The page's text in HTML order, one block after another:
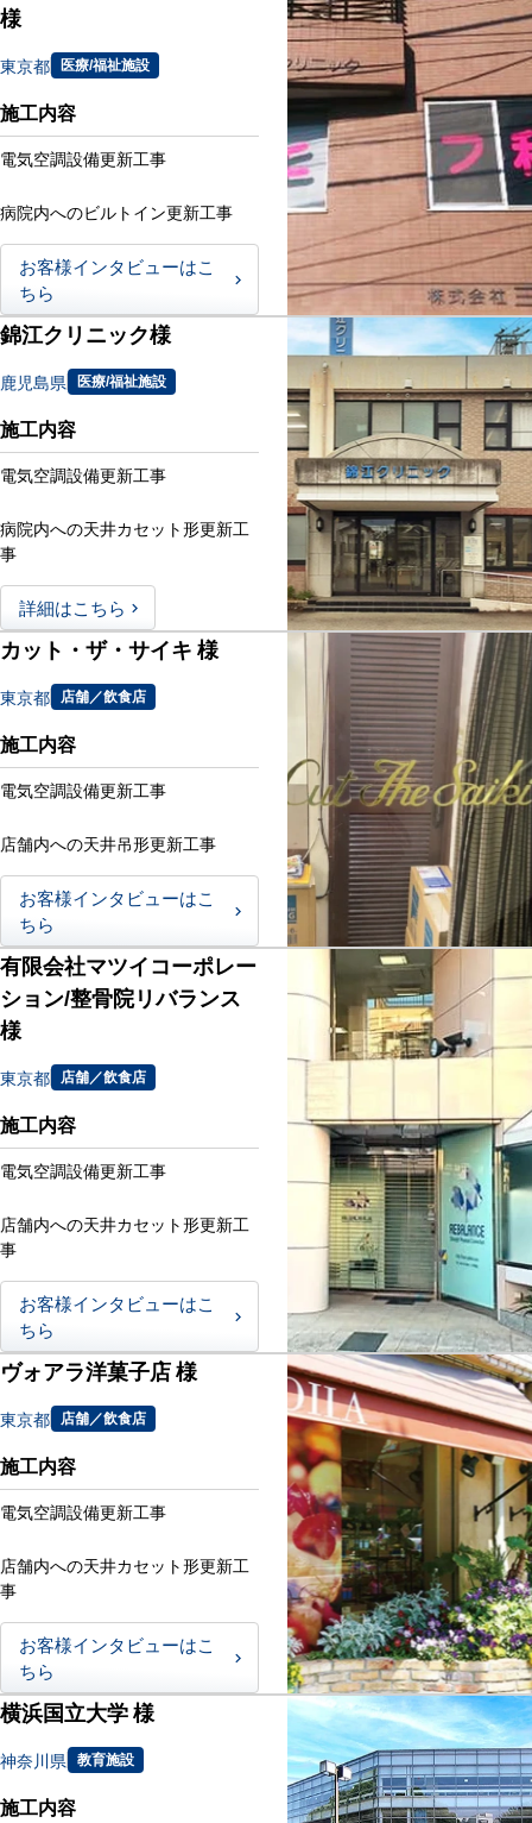
様
東京都 医療/福祉施設
施工内容
電気空調設備更新工事
病院内へのビルトイン更新工事
お客様インタビューはこ
ちら
錦江クリニック様
鹿児島県 医療/福祉施設
施工内容
電気空調設備更新工事
病院内への天井カセット形更新工
事
詳細はこちら
カット・ザ・サイキ 様
東京都 店舗／飲食店
施工内容
電気空調設備更新工事
店舗内への天井吊形更新工事
お客様インタビューはこ
ちら
有限会社マツイコーポレー
ション/整骨院リバランス
様
東京都 店舗／飲食店
施工内容
電気空調設備更新工事
店舗内への天井カセット形更新工
事
お客様インタビューはこ
ちら
ヴォアラ洋菓子店 様
東京都 店舗／飲食店
施工内容
電気空調設備更新工事
店舗内への天井カセット形更新工
事
お客様インタビューはこ
ちら
横浜国立大学 様
神奈川県 教育施設
施工内容